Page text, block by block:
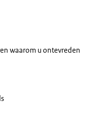
waarom u ontevreden